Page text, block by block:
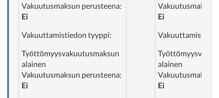
Vakuutusmaksun perusteena:
Ei
Vakuuttamistiedon tyyppi:
Työttömyysvakuutusmaksun
alainen
Vakuutusmaksun perusteena:
Ei
Vakuutusmaksun
Ei
alainen
Vakuutusmaksun
Ei